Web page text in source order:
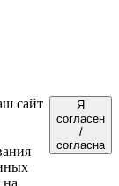
сайт
Я
согласен
/
согласна